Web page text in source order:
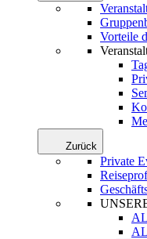
Vorteile
Zurück
Private